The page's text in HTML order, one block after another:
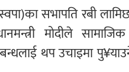
सभापति रबी
मोदीले
थप उचाइमा